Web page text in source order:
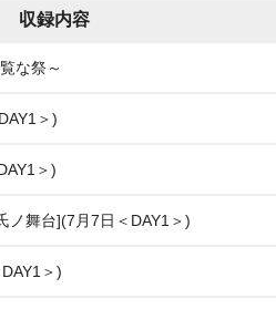
収録内容
な祭～
＞)
＞)
ノ舞台](7月7日＜DAY1＞)
＞)